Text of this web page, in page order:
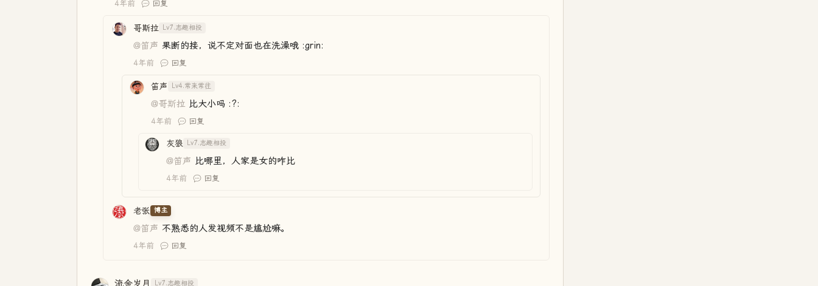
4年前 回复
哥斯拉 Lv7.志趣相投
@笛声 果断的接，说不定对面也在洗澡哦 :grin:
4年前 回复
笛声 Lv4.常来常往
@哥斯拉 比大小吗 :?:
4年前 回复
灰狼 Lv7.志趣相投
@笛声 比哪里，人家是女的咋比
4年前 回复
老张 博主
@笛声 不熟悉的人发视频不是尴尬嘛。
4年前 回复
流金岁月 Lv7.志趣相投